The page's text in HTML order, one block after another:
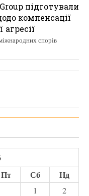
підготували
компенсації
агресії
спорів
Пт Сб Нд
1
2